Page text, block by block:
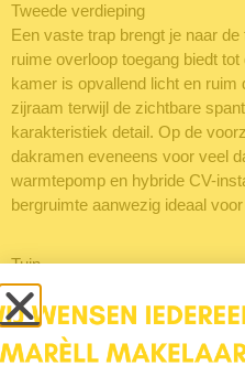
Tweede verdieping
Een vaste trap brengt je naar
ruime overloop toegang biedt
kamer is opvallend licht en
zijraam terwijl de zichtbare
karakteristiek detail. Op de
dakramen eveneens voor veel
warmtepomp en hybride CV-
bergruimte aanwezig ideaal
Tuin
De tuin rondom het huis is
meerdere gezellige terrasjes
genieten. Naast het huis ligt